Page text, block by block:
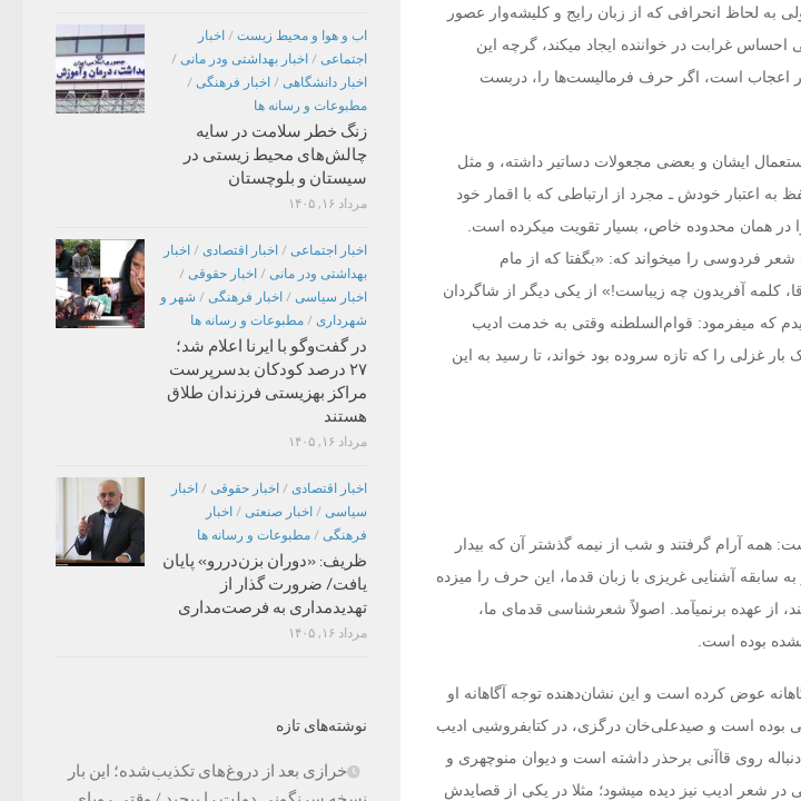
لحاظ انحرافی که از زبان رایج و کلیشه‌وار عصور
‏احساس غرابت در خواننده ایجاد می‏کند، گرچه این
اعجاب ‏است، اگر حرف فرمالیست‌ها را، دربست
ایشان و بعضی مجعولات دساتیر داشته، و مثل
اعتبار خودش ـ مجرد از ارتباطی که با اقمار خود
در همان محدوده خاص، بسیار تقویت می‏کرده است.
فردوسی را می‏خواند که: «بگفتا که از مام
کلمه آفریدون چه زیباست!» از یکی دیگر از شاگردان
که می‏فرمود: قوام‌السلطنه وقتی به خدمت ادیب
غزلی را که تازه سروده بود خواند، تا رسید به این
آرام گرفتند و شب از نیمه گذشتر آن که بیدار
آشنایی غریزی با زبان قدما، این حرف را می‏زده
از عهده برنمی‏آمد. اصولاً شعرشناسی قدمای ما،
بوده است.
عوض کرده است و این نشان‌دهنده توجه آگاهانه او
بوده است و صیدعلی‌خان درگزی، در کتابفروشیی ادیب
روی قاآنی برحذر داشته است و دیوان منوچهری و
در شعر ادیب نیز دیده می‏شود؛ مثلا در یکی از قصایدش
اب و هوا و محیط زیست / اخبار
اجتماعی / اخبار بهداشتی ودر مانی /
اخبار دانشگاهی / اخبار فرهنگی /
مطبوعات و رسانه ها
زنگ خطر سلامت در سایه
چالش‌های محیط زیستی در
سیستان و بلوچستان
مرداد ۱۶, ۱۴۰۵
اخبار اجتماعی / اخبار اقتصادی / اخبار
بهداشتی ودر مانی / اخبار حقوقی /
اخبار سیاسی / اخبار فرهنگی / شهر و
شهرداری / مطبوعات و رسانه ها
در گفت‌وگو با ایرنا اعلام شد؛
۲۷ درصد کودکان بدسرپرست
مراکز بهزیستی فرزندان طلاق
هستند
مرداد ۱۶, ۱۴۰۵
اخبار اقتصادی / اخبار حقوقی / اخبار
سیاسی / اخبار صنعتی / اخبار
فرهنگی / مطبوعات و رسانه ها
ظریف: «دوران بزن‌دررو» پایان
یافت/ ضرورت گذار از
تهدیدمداری به فرصت‌مداری
مرداد ۱۶, ۱۴۰۵
نوشته‌های تازه
خرازی بعد از دروغ‌های تکذیب‌شده؛ این بار